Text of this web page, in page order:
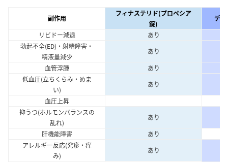
副作用
フィナステリド(プロペシア
錠)
デ
リビドー減退
あり
勃起不全(ED)・射精障害・
精液量減少
あり
血管浮腫
あり
低血圧(立ちくらみ・めま
い)
あり
血圧上昇
抑うつ(ホルモンバランスの
乱れ)
あり
肝機能障害
あり
アレルギー反応(発疹・痒
み)
あり